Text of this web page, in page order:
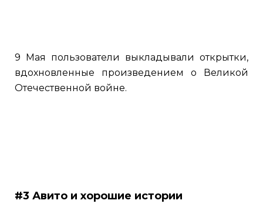
9 Мая пользователи выкладывали открытки,
вдохновленные произведением о Великой
Отечественной войне.
#3 Авито и хорошие истории